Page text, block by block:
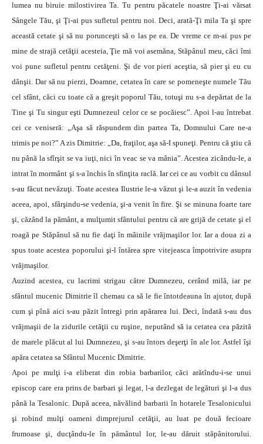
lumea nu biruie milostivirea Ta. Tu pentru păcatele noastre Ţi-ai vărsat
Sângele Tău, şi Ţi-ai pus sufletul pentru noi. Deci, arată-Ţi mila Ta şi spre
această cetate şi să nu porunceşti să o las pe ea. De vreme ce m-ai pus pe
mine de strajă cetăţii acesteia, Ţie mă voi asemăna, Stăpânul meu, căci îmi
voi pune sufletul pentru cetăţeni. Şi de vor pieri aceştia, să pier şi eu cu
dânşii. Dar să nu pierzi, Doamne, cetatea în care se pomeneşte numele Tău
cel sfânt, căci cu toate că a greşit poporul Tău, totuşi nu s-a depărtat de la
Tine şi Tu singur eşti Dumnezeul celor ce se pocăiesc”. Apoi l-au întrebat
cei ce veniseră: „Aşa să răspundem din partea Ta, Domnului Care ne-a
trimis pe noi?” A zis Dimitrie: „Da, fraţilor, aşa să-I spuneţi. Pentru că ştiu că
nu până la sfîrşit se va iuţi, nici în veac se va mânia”. Acestea zicându-le, a
intrat în mormânt şi s-a închis în sfinţita raclă. Iar cei ce au vorbit cu dânsul
s-au făcut nevăzuţi. Toate acestea Ilustrie le-a văzut şi le-a auzit în vedenia
aceea, apoi, sfârşindu-se vedenia, şi-a venit în fire. Şi se minuna foarte tare
şi, căzând la pământ, a mulţumit sfântului pentru că are grijă de cetate şi el
roagă pe Stăpânul să nu fie daţi în mâinile vrăjmaşilor lor. Iar a doua zi a
spus toate acestea poporului şi-l întărea spre vitejeasca împotrivire asupra
vrăjmaşilor.
Auzind acestea, cu lacrimi strigau către Dumnezeu, cerând milă, iar pe
sfântul mucenic Dimitrie îl chemau ca să le fie întotdeauna în ajutor, după
cum şi pînă aici s-au păzit întregi prin apărarea lui. Deci, îndată s-au dus
vrăjmaşii de la zidurile cetăţii cu ruşine, neputând să ia cetatea cea păzită
de marele plăcut al lui Dumnezeu, şi s-au întors deşerţi în ale lor. Astfel îşi
apăra cetatea sa Sfântul Mucenic Dimitrie.
Apoi pe mulţi i-a eliberat din robia barbarilor, căci arătîndu-i-se unui
episcop care era prins de barbari şi legat, l-a dezlegat de legături şi l-a dus
până la Tesalonic. După aceea, năvălind barbarii în hotarele Tesalonicului
şi robind mulţi oameni dimprejurul cetăţii, au luat pe două fecioare
frumoase şi, ducţându-le în pământul lor, le-au dăruit stăpânitorului.